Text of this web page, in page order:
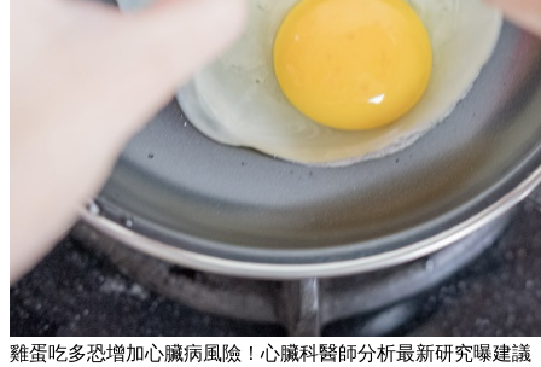
雞蛋吃多恐增加心臟病風險！心臟科醫師分析最新研究曝建議